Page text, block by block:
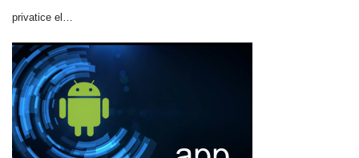
privatice el…